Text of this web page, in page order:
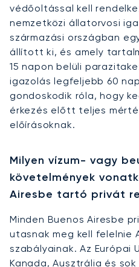
védőoltással kell
nemzetközi állatorvosi
származási országban
állított ki, és amely
15 napon belüli
igazolás legfeljebb 60
gondoskodik róla, hogy
érkezés előtt teljes
előírásoknak.
Milyen vízum- vagy
követelmények
Airesbe tartó privát
Minden Buenos Airesbe
utasnak meg kell felelnie
szabályainak. Az Európai
Kanada, Ausztrália és sok